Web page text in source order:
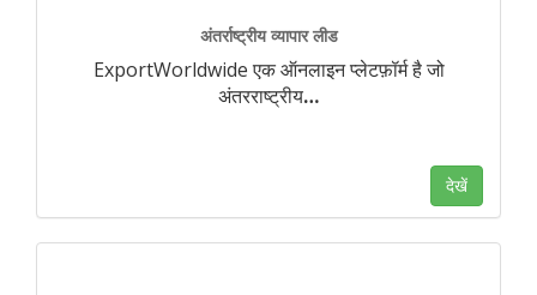
अंतर्राष्ट्रीय व्यापार लीड
ExportWorldwide एक ऑनलाइन प्लेटफ़ॉर्म है जो
अंतरराष्ट्रीय…
देखें